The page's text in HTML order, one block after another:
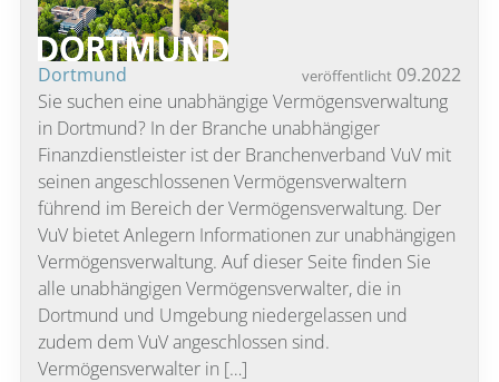
Dortmund veröffentlicht09.2022
Sie suchen eine unabhängige Vermögensverwaltung
in Dortmund? In der Branche unabhängiger
Finanzdienstleister ist der Branchenverband VuV mit
seinen angeschlossenen Vermögensverwaltern
führend im Bereich der Vermögensverwaltung. Der
VuV bietet Anlegern Informationen zur unabhängigen
Vermögensverwaltung. Auf dieser Seite finden Sie
alle unabhängigen Vermögensverwalter, die in
Dortmund und Umgebung niedergelassen und
zudem dem VuV angeschlossen sind.
Vermögensverwalter in […]